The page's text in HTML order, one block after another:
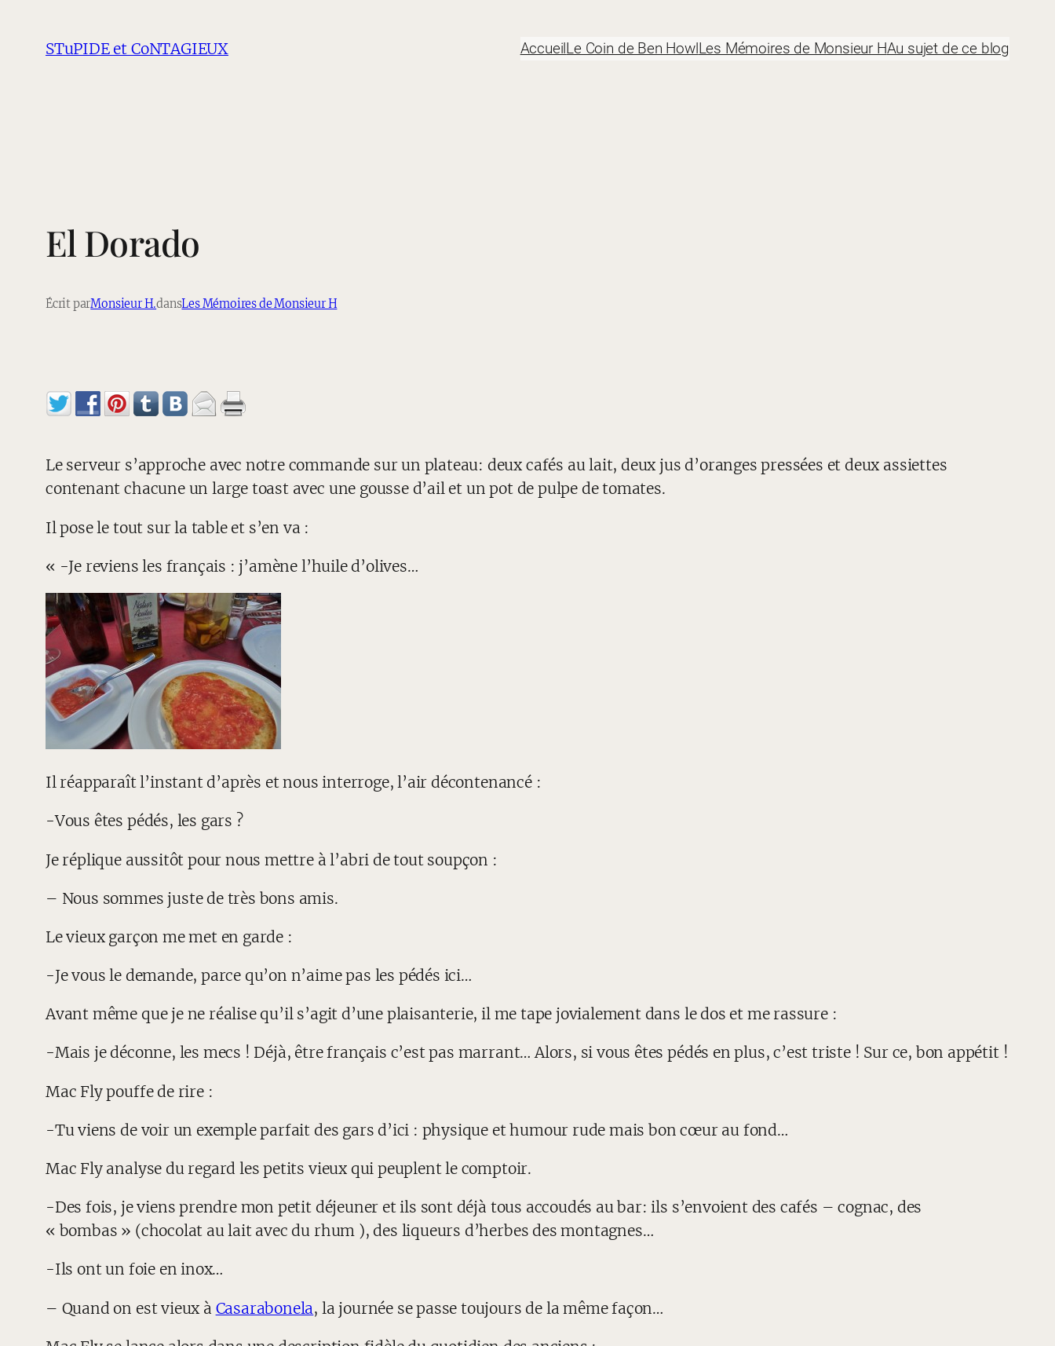
STuPIDE et CoNTAGIEUX AccueilLe Coin de Ben HowlLes Mémoires de Monsieur HAu sujet de ce blog
El Dorado
Écrit parMonsieur H.dansLes Mémoires de Monsieur H
Le serveur s’approche avec notre commande sur un plateau: deux cafés au lait, deux jus d’oranges pressées et deux assiettes
contenant chacune un large toast avec une gousse d’ail et un pot de pulpe de tomates.
Il pose le tout sur la table et s’en va :
« -Je reviens les français : j’amène l’huile d’olives…
Il réapparaît l’instant d’après et nous interroge, l’air décontenancé :
-Vous êtes pédés, les gars ?
Je réplique aussitôt pour nous mettre à l’abri de tout soupçon :
– Nous sommes juste de très bons amis.
Le vieux garçon me met en garde :
-Je vous le demande, parce qu’on n’aime pas les pédés ici…
Avant même que je ne réalise qu’il s’agit d’une plaisanterie, il me tape jovialement dans le dos et me rassure :
-Mais je déconne, les mecs ! Déjà, être français c’est pas marrant… Alors, si vous êtes pédés en plus, c’est triste ! Sur ce, bon appétit !
Mac Fly pouffe de rire :
-Tu viens de voir un exemple parfait des gars d’ici : physique et humour rude mais bon cœur au fond…
Mac Fly analyse du regard les petits vieux qui peuplent le comptoir.
-Des fois, je viens prendre mon petit déjeuner et ils sont déjà tous accoudés au bar: ils s’envoient des cafés – cognac, des
« bombas » (chocolat au lait avec du rhum ), des liqueurs d’herbes des montagnes…
-Ils ont un foie en inox…
– Quand on est vieux à Casarabonela, la journée se passe toujours de la même façon…